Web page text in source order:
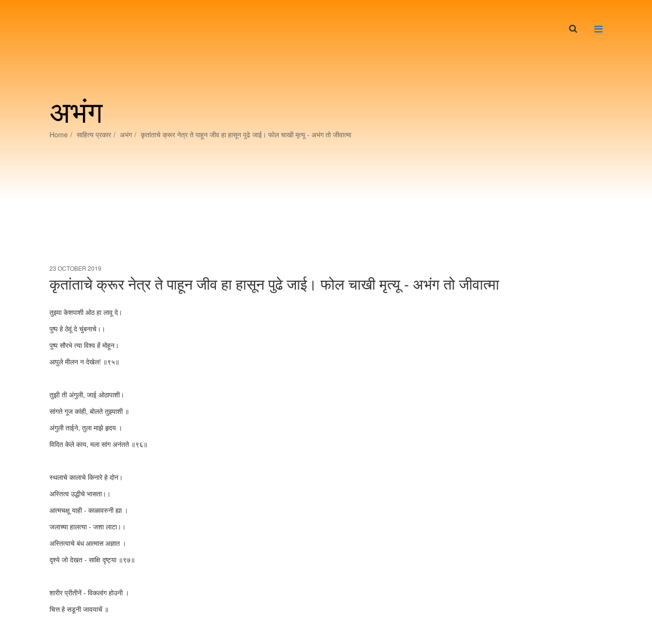
अभंग
Home साहित्य प्रकार अभंग कृतांताचे क्रूर नेत्र ते पाहून जीव हा हासून पुढे जाई। फोल चाखी मृत्यू - अभंग तो जीवात्मा
23 OCTOBER 2019
कृतांताचे क्रूर नेत्र ते पाहून जीव हा हासून पुढे जाई। फोल चाखी मृत्यू - अभंग तो जीवात्मा
तुझ्या केशपाशी ओठ हा लावू दे।
पुष्प हे ठेवूं दे चुंबनाचे।।
पुष्प सौरभे त्या विश्व हें मोहून।
आपुले मीलन न देखेल! ॥९५॥
तुझी ती अंगुली, जाई ओठापाशी।
सांगते गूज कांही, बोलते तुझ्याशी ॥
अंगुली ताईने, तुला माझे हृदय ।
विदित केले काय, मला सांग अनंतते ॥९६॥
स्थलाचे कालाचे किनारे हे दोन।
अस्तित्व उद्धीचे भासता।।
आत्मचक्षू याही - काळावरुनी ह्या ।
जलाच्या हालत्या - जशा लाटा।।
अस्तित्वाचे बंध आत्मास अज्ञात ।
दृश्ये जो देखत - साक्षि दृष्ट्या ॥९७॥
शारीर प्रीतीनें - विकलांग होउनी ।
चित्त हे सडूनी जावयाचें ॥